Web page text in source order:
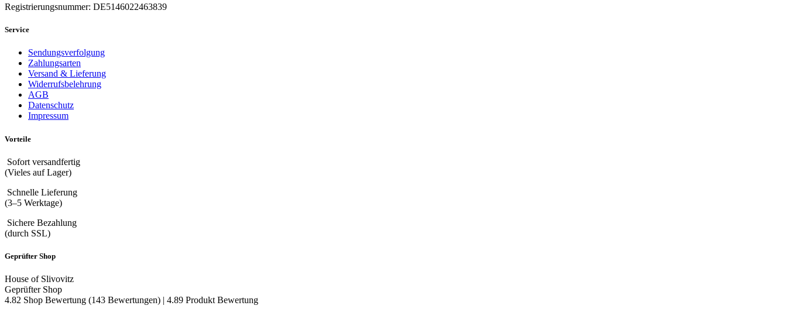
Registrierungsnummer: DE5146022463839
Service
Sendungsverfolgung
Zahlungsarten
Versand & Lieferung
Widerrufsbelehrung
AGB
Datenschutz
Impressum
Vorteile
Sofort versandfertig
(Vieles auf Lager)
Schnelle Lieferung
(3–5 Werktage)
Sichere Bezahlung
(durch SSL)
Geprüfter Shop
House of Slivovitz
Geprüfter Shop
4.82 Shop Bewertung (143 Bewertungen) | 4.89 Produkt Bewertung